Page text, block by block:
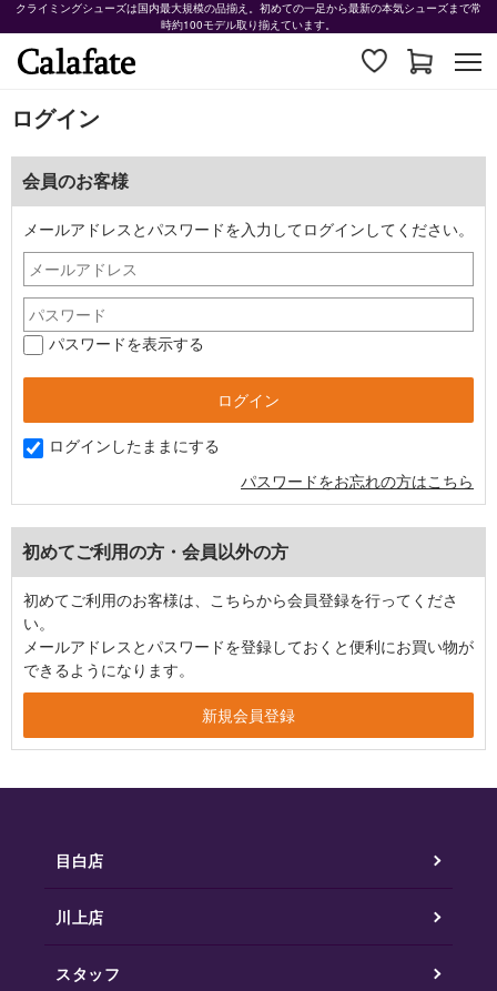
クライミングシューズは国内最大規模の品揃え。初めての一足から最新の本気シューズまで常
時約100モデル取り揃えています。
ログイン
会員のお客様
メールアドレスとパスワードを入力してログインしてください。
パスワードを表示する
ログインしたままにする
パスワードをお忘れの方はこちら
初めてご利用の方・会員以外の方
初めてご利用のお客様は、こちらから会員登録を行ってくださ
い。
メールアドレスとパスワードを登録しておくと便利にお買い物が
できるようになります。
目白店
川上店
スタッフ